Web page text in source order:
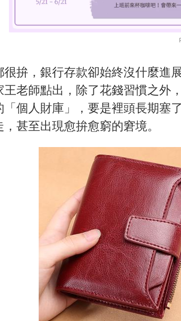
很拚，銀行存款卻始終沒什麼進
老師點出，除了花錢習慣之外
「個人財庫」，要是裡頭長期塞
甚至出現愈拚愈窮的窘境。